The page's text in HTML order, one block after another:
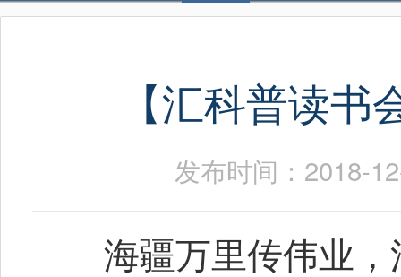
【汇科普读
发布时间：2018-
海疆万里传伟业，